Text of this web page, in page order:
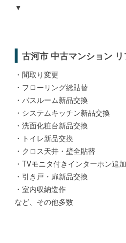
▼
古河市 中古マンション
・間取り変更
・フローリング総貼替
・バスルーム新品交換
・システムキッチン新品交換
・洗面化粧台新品交換
・トイレ新品交換
・クロス天井・壁全貼替
・TVモニタ付きインターホン追加
・引き戸・扉新品交換
・室内収納造作
など、その他多数